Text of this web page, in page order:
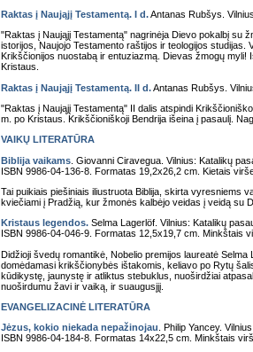
Raktas į Naująjį Testamentą. I d.Antanas Rubšys.
"Raktas į Naująjį Testamentą" nagrinėja Dievo pokalbį su
istorijos, Naujojo Testamento raštijos ir teologijos studijas.
Krikščionijos nuostabą ir entuziazmą. Dievas žmogų
Kristaus.
Raktas į Naująjį Testamentą. II d.Antanas Rubšys.
"Raktas į Naująjį Testamentą" II dalis atspindi
m. po Kristaus. Krikščioniškoji Bendrija išeina į pasaulį.
VAIKŲ LITERATŪRA
Biblija vaikams . Giovanni Ciravegua. Vilnius: Katalikų
ISBN 9986-04-136-8. Formatas 19,2x26,2 cm. Kietais
Tai puikiais piešiniais iliustruota Biblija, skirta vyresniems
kviečiami į Pradžią, kur žmonės kalbėjo veidas į veidą su
Kristaus legendos. Selma Lagerlöf. Vilnius: Katalikų
ISBN 9986-04-046-9. Formatas 12,5x19,7 cm. Minkštais
Didžioji švedų romantikė, Nobelio premijos laureatė
domėdamasi krikščionybės ištakomis, keliavo po Rytų
kūdikystę, jaunystę ir atliktus stebuklus, nuoširdžiai
nuoširdumu žavi ir vaiką, ir suaugusįjį.
EVANGELIZACINĖ LITERATŪRA
Jėzus, kokio niekada nepažinojau . Philip Yancey.
ISBN 9986-04-184-8. Formatas 14x22,5 cm. Minkštais